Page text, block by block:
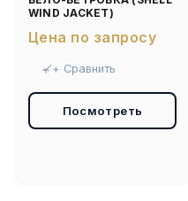
WIND JACKET)
Цена по запросу
+ Сравнить
Посмотреть